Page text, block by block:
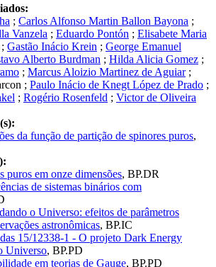
; Carlos Alfonso Martin Ballon Bayona ;
Vanzela ; Eduardo Pontón ; Elisabete Maria
; Gastão Inácio Krein ; George Emanuel
Alberto Burdman ; Hilda Alicia Gomez ;
; Marcus Aloizio Martinez de Aguiar;
; Paulo Inácio de Knegt López de Prado ;
; Rogério Rosenfeld ; Victor de Oliveira
da função de partição de spinores puros,
puros em onze dimensões, BP.DR
de sistemas binários com
o Universo: efeitos de parâmetros
astronômicas, BP.IC
15/12338-1 - O projeto Dark Energy
Universo, BP.PD
em teorias de Gauge, BP.PD